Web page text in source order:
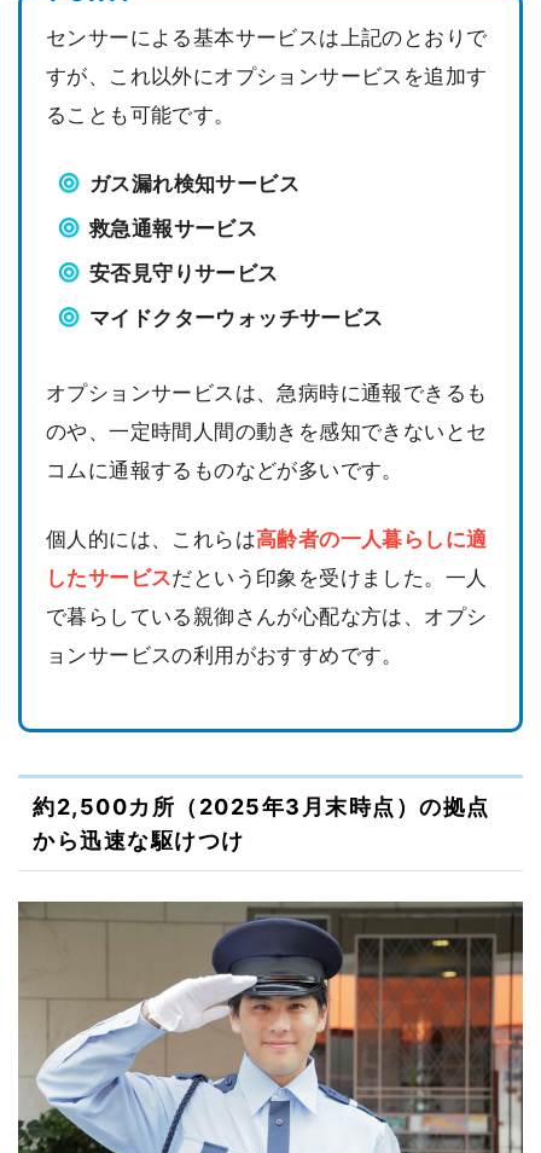
センサーによる基本サービスは上記のとおりで
すが、これ以外にオプションサービスを追加す
ることも可能です。
ガス漏れ検知サービス
救急通報サービス
安否見守りサービス
マイドクターウォッチサービス
オプションサービスは、急病時に通報できるも
のや、一定時間人間の動きを感知できないとセ
コムに通報するものなどが多いです。
個人的には、これらは高齢者の一人暮らしに適
したサービスだという印象を受けました。一人
で暮らしている親御さんが心配な方は、オプシ
ョンサービスの利用がおすすめです。
約2,500カ所（2025年3月末時点）の拠点
から迅速な駆けつけ